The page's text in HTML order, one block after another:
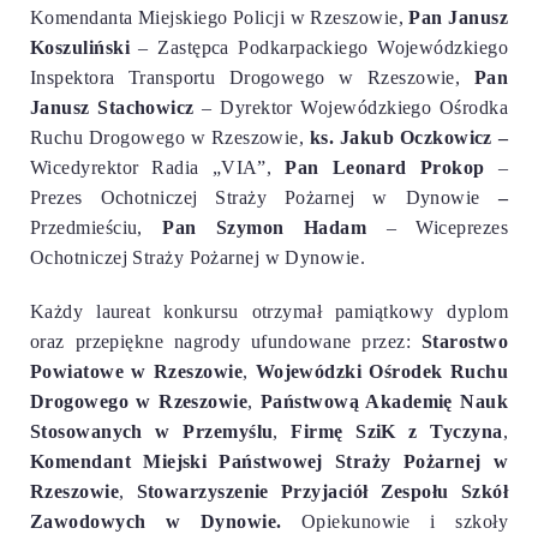
Komendanta Miejskiego Policji w Rzeszowie, Pan Janusz
Koszuliński– Zastępca Podkarpackiego Wojewódzkiego
Inspektora Transportu Drogowego w Rzeszowie, Pan
Janusz Stachowicz – DyrektorWojewódzkiego Ośrodka
Ruchu Drogowego w Rzeszowie, ks. Jakub Oczkowicz –
Wicedyrektor Radia „VIA”,
Pan Leonard Prokop –
Prezes Ochotniczej Straży Pożarnej w Dynowie –
Przedmieściu,
Pan Szymon Hadam – Wiceprezes
Ochotniczej Straży Pożarnej w Dynowie.
Każdy laureat konkursu otrzymał pamiątkowy dyplom
oraz przepiękne nagrody ufundowane przez: Starostwo
Powiatowe w Rzeszowie, Wojewódzki Ośrodek Ruchu
Drogowego w Rzeszowie, Państwową Akademię Nauk
Stosowanych w Przemyślu, Firmę SziK z Tyczyna,
Komendant Miejski Państwowej Straży Pożarnej w
Rzeszowie, Stowarzyszenie Przyjaciół Zespołu Szkół
Zawodowych w Dynowie. Opiekunowie i szkoły